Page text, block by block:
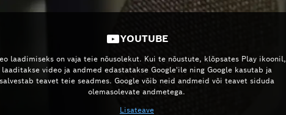
YOUTUBE
laadimiseks on vaja teie nõusolekut. Kui te nõustute, klõpsates Play ikoonil,
laaditakse video ja andmed edastatakse Google'ile ning Google kasutab ja
teavet teie seadmes. Google võib neid andmeid või teavet siduda
olemasolevate andmetega.
Lisateave